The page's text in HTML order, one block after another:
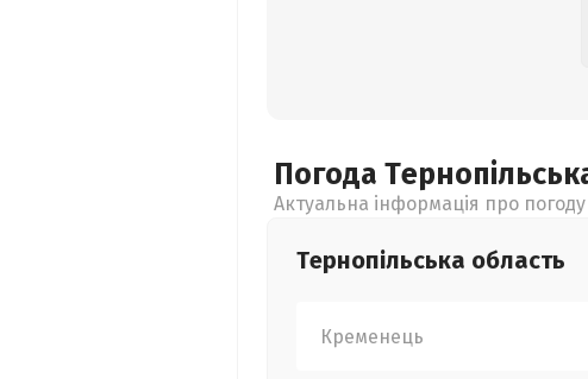
Погода
Актуальна інформація про
Тернопільська область
Кременець